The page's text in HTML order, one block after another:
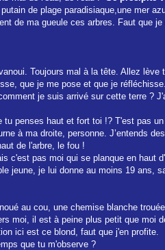
de plage paradisiaque,une mer
de ma gueule ces arbres. Faut que
Toujours mal à la tête. Allez lève
que je me pose et que je
je suis arrivé sur cette terre ?
tu penses haut et fort toi !? T'est pas
à ma droite, personne. J’entends
de l'arbre, le fou !
c'est pas moi qui se planque en haut
jeune, je lui donne au moins 19 ans,
noué au cou, une chemise blanche
moi, il est à peine plus petit que moi
ici est ce blond, faut que j'en profite.
que tu m'observe ?